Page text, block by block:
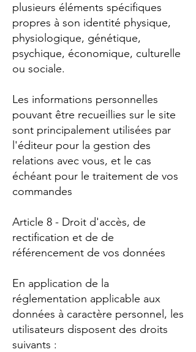
plusieurs éléments spécifiques
propres à son identité physique,
physiologique, génétique,
psychique, économique, culturelle
ou sociale.
Les informations personnelles
pouvant être recueillies sur le site
sont principalement utilisées par
l'éditeur pour la gestion des
relations avec vous, et le cas
échéant pour le traitement de vos
commandes
Article 8 - Droit d'accès, de
rectification et de de
référencement de vos données
En application de la
réglementation applicable aux
données à caractère personnel, les
utilisateurs disposent des droits
suivants :